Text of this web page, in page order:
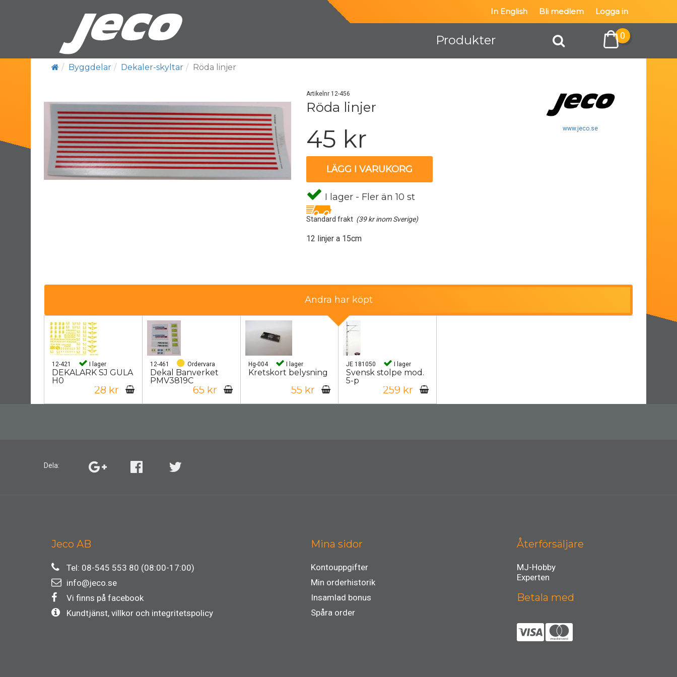
In English Bli medlem Logga in
Produkter 0
Byggdelar Dekaler-skyltar Röda linjer
Artikelnr 12-456
Röda linjer
45 kr
LÄGG I VARUKORG
I lager - Fler än 10 st
Standard frakt (39 kr inom Sverige)
12 linjer a 15cm
www.jeco.se
Andra har köpt
12-421 I lager
DEKALARK SJ GULA
H0
28 kr
12-461 Ordervara
Dekal Banverket
PMV3819C
65 kr
Hg-004 I lager
Kretskort belysning
55 kr
JE 181050 I lager
Svensk stolpe mod.
5-p
259 kr
Dela:
Jeco AB
Tel: 08-545 553 80 (08:00-17:00)
info@jeco.se
Vi finns på facebook
Kundtjänst, villkor och integritetspolicy
Mina sidor
Kontouppgifter
Min orderhistorik
Insamlad bonus
Spåra order
Återförsäljare
MJ-Hobby
Experten
Betala med